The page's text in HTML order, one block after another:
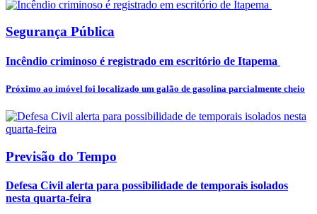
Segurança Pública
Incêndio criminoso é registrado em escritório de Itapema
Próximo ao imóvel foi localizado um galão de gasolina parcialmente cheio
Previsão do Tempo
Defesa Civil alerta para possibilidade de temporais isolados
nesta quarta-feira